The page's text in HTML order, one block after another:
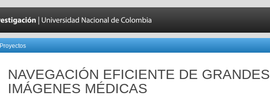
Proyectos
NAVEGACIÓN EFICIENTE DE GRANDES
IMÁGENES MÉDICAS